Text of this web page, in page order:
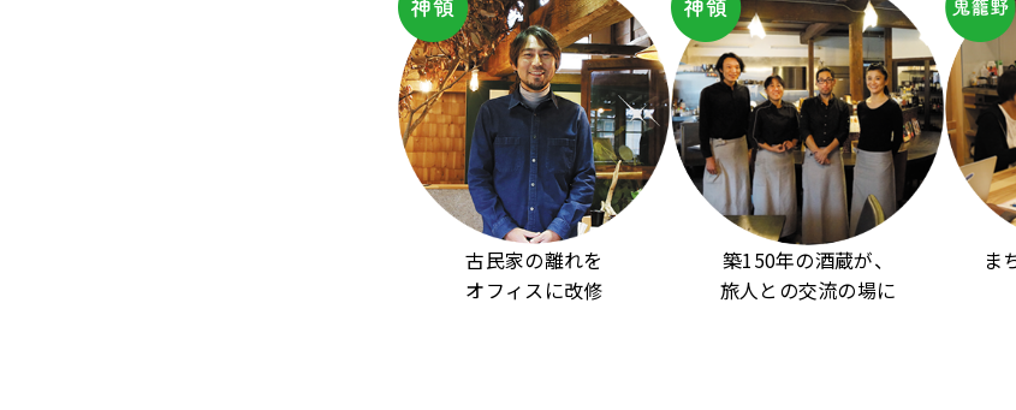
古民家の離れを
オフィスに改修
築150年の酒蔵が、
旅人との交流の場に
ま